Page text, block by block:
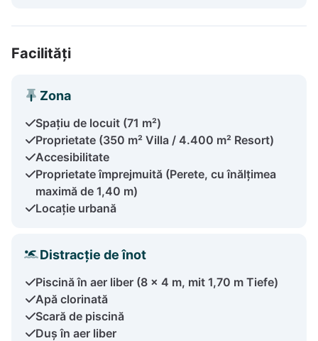
Facilități
Zona
Spațiu de locuit (71 m²)
Proprietate (350 m² Villa / 4.400 m² Resort)
Accesibilitate
Proprietate împrejmuită (Perete, cu înălțimea
maximă de 1,40 m)
Locație urbană
Distracție de înot
Piscină în aer liber (8 x 4 m, mit 1,70 m Tiefe)
Apă clorinată
Scară de piscină
Duș în aer liber